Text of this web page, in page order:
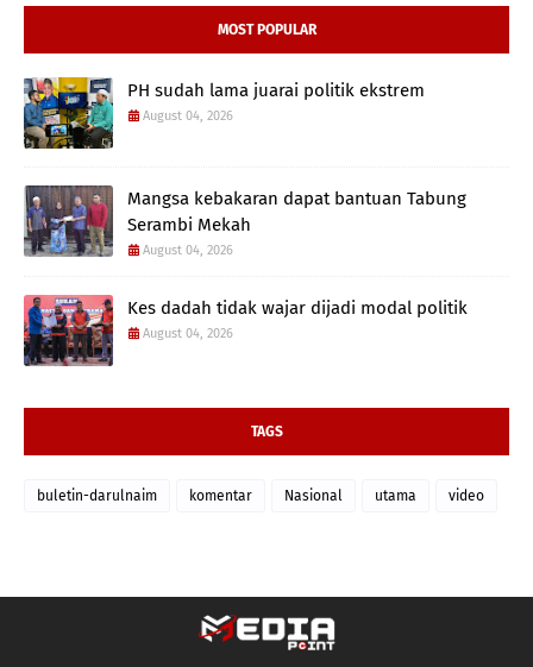
MOST POPULAR
PH sudah lama juarai politik ekstrem
August 04, 2026
Mangsa kebakaran dapat bantuan Tabung
Serambi Mekah
August 04, 2026
Kes dadah tidak wajar dijadi modal politik
August 04, 2026
TAGS
buletin-darulnaim komentar Nasional utama video